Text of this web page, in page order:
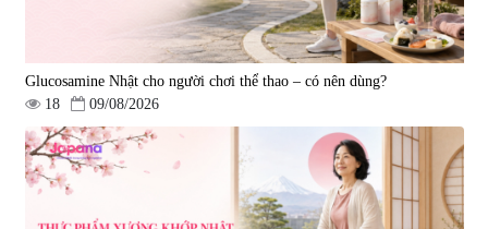
Glucosamine Nhật cho người chơi thể thao – có nên dùng?
18
09/08/2026